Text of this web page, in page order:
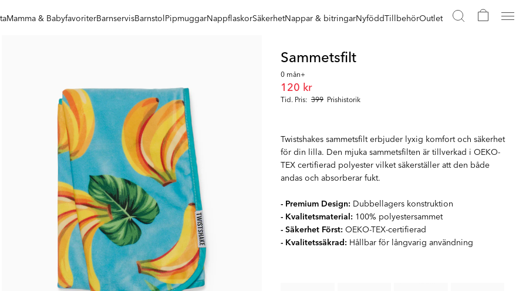
Mamma & BabyfavoriterBarnservisBarnstolPipmuggarNappflaskorSäkerhetNappar & bitringarNyföddTillbehörOutlet
Sammetsfilt
0 mån+
Tid. Pris: 399
120 kr
Prishistorik
Twistshakes sammetsfilt erbjuder lyxig komfort och säkerhet
för din lilla. Den mjuka sammetsfilten är tillverkad i OEKO-
TEX certifierad polyester vilket säkerställer att den både
andas och absorberar fukt.
- Premium Design: Dubbellagers konstruktion
- Kvalitetsmaterial: 100% polyestersammet
- Säkerhet Först: OEKO-TEX-certifierad
- Kvalitetssäkrad: Hållbar för långvarig användning